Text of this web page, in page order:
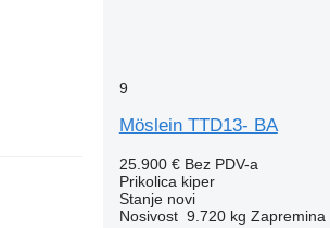
9
Möslein TTD13- BA
25.900 € Bez PDV-a
Prikolica kiper
Stanjenovi
Nosivost 9.720 kg Zapremina